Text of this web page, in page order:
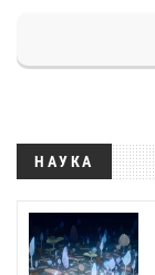
НАУКА